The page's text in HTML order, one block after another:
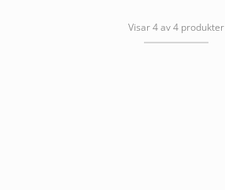
Visar 4 av 4 produkter